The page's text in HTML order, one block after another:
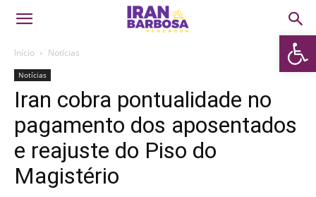
Abrir
Início Notícias
Notícias
Iran cobra pontualidade no
pagamento dos aposentados
e reajuste do Piso do
Magistério